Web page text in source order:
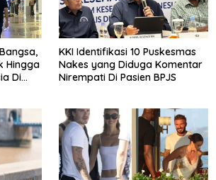
Hingga
Di
KKI Identifikasi 10 Puskesmas
Nakes yang Diduga Komentar
Nirempati Di Pasien BPJS